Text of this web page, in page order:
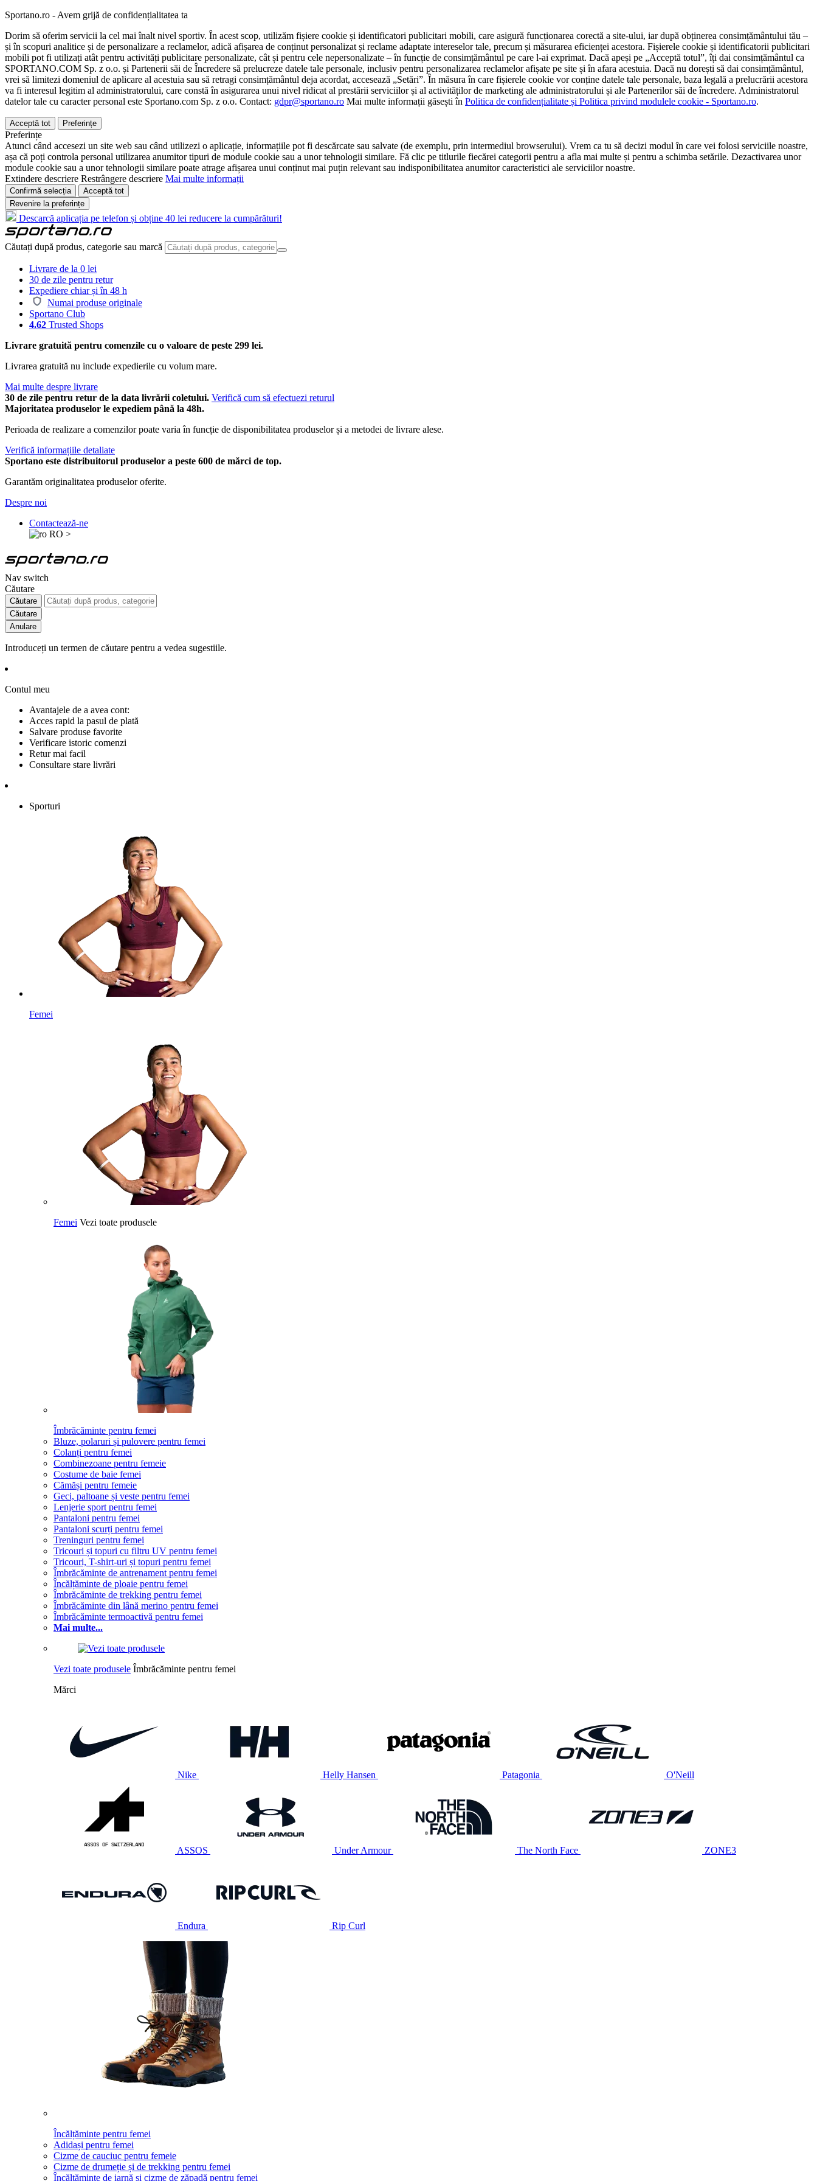
Sportano.ro - Avem grijă de confidențialitatea ta
Dorim să oferim servicii la cel mai înalt nivel sportiv. În acest scop, utilizăm fișiere cookie și identificatori publicitari mobili, care asigură funcționarea corectă a site-ului, iar după obținerea consimțământului tău –
și în scopuri analitice și de personalizare a reclamelor, adică afișarea de conținut personalizat și reclame adaptate intereselor tale, precum și măsurarea eficienței acestora. Fișierele cookie și identificatorii publicitari
mobili pot fi utilizați atât pentru activități publicitare personalizate, cât și pentru cele nepersonalizate – în funcție de consimțământul pe care l-ai exprimat. Dacă apeși pe „Acceptă totul”, îți dai consimțământul ca
SPORTANO.COM Sp. z o.o. și Partenerii săi de Încredere să prelucreze datele tale personale, inclusiv pentru personalizarea reclamelor afișate pe site și în afara acestuia. Dacă nu dorești să dai consimțământul,
vrei să limitezi domeniul de aplicare al acestuia sau să retragi consimțământul deja acordat, accesează „Setări”. În măsura în care fișierele cookie vor conține datele tale personale, baza legală a prelucrării acestora
va fi interesul legitim al administratorului, care constă în asigurarea unui nivel ridicat al prestării serviciilor și al activităților de marketing ale administratorului și ale Partenerilor săi de încredere. Administratorul
datelor tale cu caracter personal este Sportano.com Sp. z o.o. Contact: gdpr@sportano.ro Mai multe informații găsești în Politica de confidențialitate și Politica privind modulele cookie - Sportano.ro.
Acceptă tot Preferințe
Preferințe
Atunci când accesezi un site web sau când utilizezi o aplicație, informațiile pot fi descărcate sau salvate (de exemplu, prin intermediul browserului). Vrem ca tu să decizi modul în care vei folosi serviciile noastre,
așa că poți controla personal utilizarea anumitor tipuri de module cookie sau a unor tehnologii similare. Fă clic pe titlurile fiecărei categorii pentru a afla mai multe și pentru a schimba setările. Dezactivarea unor
module cookie sau a unor tehnologii similare poate atrage afișarea unui conținut mai puțin relevant sau indisponibilitatea anumitor caracteristici ale serviciilor noastre.
Extindere descriere Restrângere descriere Mai multe informații
Confirmă selecția
Acceptă tot
Revenire la preferințe
Descarcă aplicația pe telefon și obține 40 lei reducere la cumpărături!
Căutați după produs, categorie sau marcă
Livrare de la 0 lei
30 de zile pentru retur
Expediere chiar și în 48 h
Numai produse originale
Sportano Club
4.62 Trusted Shops
Livrare gratuită pentru comenzile cu o valoare de peste 299 lei.
Livrarea gratuită nu include expedierile cu volum mare.
Mai multe despre livrare
30 de zile pentru retur de la data livrării coletului. Verifică cum să efectuezi returul
Majoritatea produselor le expediem până la 48h.
Perioada de realizare a comenzilor poate varia în funcție de disponibilitatea produselor și a metodei de livrare alese.
Verifică informațiile detaliate
Sportano este distribuitorul produselor a peste 600 de mărci de top.
Garantăm originalitatea produselor oferite.
Despre noi
Contactează-ne
RO >
Nav switch
Căutare
Căutare
Căutare
Anulare
Introduceți un termen de căutare pentru a vedea sugestiile.
Contul meu
Avantajele de a avea cont:
Acces rapid la pasul de plată
Salvare produse favorite
Verificare istoric comenzi
Retur mai facil
Consultare stare livrări
Sporturi
Femei
Femei Vezi toate produsele
Îmbrăcăminte pentru femei
Bluze, polaruri și pulovere pentru femei
Colanți pentru femei
Combinezoane pentru femeie
Costume de baie femei
Cămăși pentru femeie
Geci, paltoane și veste pentru femei
Lenjerie sport pentru femei
Pantaloni pentru femei
Pantaloni scurți pentru femei
Treninguri pentru femei
Tricouri și topuri cu filtru UV pentru femei
Tricouri, T-shirt-uri și topuri pentru femei
Îmbrăcăminte de antrenament pentru femei
Încălțăminte de ploaie pentru femei
Îmbrăcăminte de trekking pentru femei
Îmbrăcăminte din lână merino pentru femei
Îmbrăcăminte termoactivă pentru femei
Mai multe...
Vezi toate produsele Îmbrăcăminte pentru femei
Mărci
Nike Helly Hansen Patagonia O'Neill
ASSOS Under Armour The North Face ZONE3
Endura Rip Curl
Încălțăminte pentru femei
Adidași pentru femei
Cizme de cauciuc pentru femeie
Cizme de drumeție și de trekking pentru femei
Încălțăminte de iarnă și cizme de zăpadă pentru femei